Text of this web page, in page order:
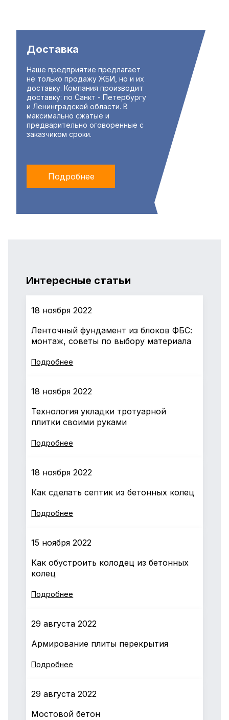
Доставка
Наше предприятие предлагает
не только продажу ЖБИ, но и их
доставку. Компания производит
доставку: по Санкт - Петербургу
и Ленинградской области. В
максимально сжатые и
предварительно оговоренные с
заказчиком сроки.
Подробнее
Интересные статьи
18 ноября 2022
Ленточный фундамент из блоков ФБС:
монтаж, советы по выбору материала
Подробнее
18 ноября 2022
Технология укладки тротуарной
плитки своими руками
Подробнее
18 ноября 2022
Как сделать септик из бетонных колец
Подробнее
15 ноября 2022
Как обустроить колодец из бетонных
колец
Подробнее
29 августа 2022
Армирование плиты перекрытия
Подробнее
29 августа 2022
Мостовой бетон